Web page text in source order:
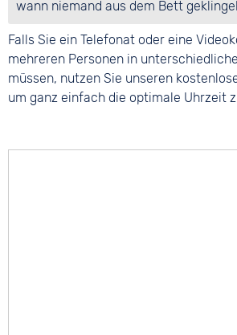
wann niemand aus dem Bett
Falls Sie ein Telefonat oder eine
mehreren Personen in
müssen, nutzen Sie unseren
um ganz einfach die optimale Uhrzeit